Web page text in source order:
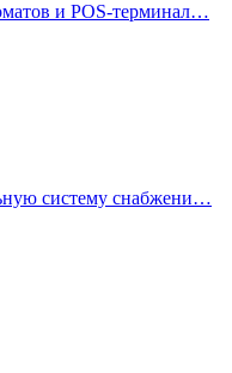
и POS-терминал…
систему снабжени…